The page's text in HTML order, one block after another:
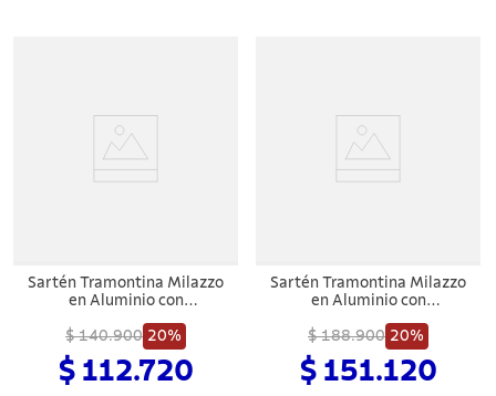
Sartén Tramontina Milazzo
en Aluminio con
Externo en Antiadherente
Starflon Max Almendra 24
cm
$ 140.900 20%
$ 112.720
Sartén Tramontina Milazzo
en Aluminio con
Externo en Antiadherente
Starflon Max Almendra 28
cm
$ 188.900 20%
$ 151.120